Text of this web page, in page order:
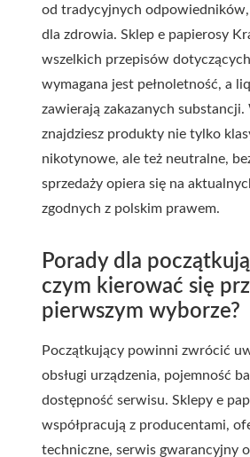
od tradycyjnych
dla zdrowia. Sklep e papierosy
wszelkich przepisów
wymagana jest pełnoletność, a
zawierają zakazanych
znajdziesz produkty nie tylko
nikotynowe, ale też neutralne,
sprzedaży opiera się na
zgodnych z polskim prawem.
Porady dla
czym kierować się
pierwszym wyborze?
Początkujący powinni zwrócić
obsługi urządzenia, pojemność
dostępność serwisu. Sklepy e
współpracują z producentami,
techniczne, serwis gwarancyjny